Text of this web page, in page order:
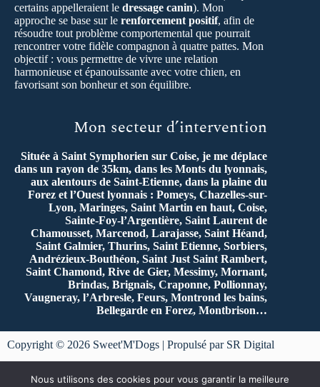
certains appelleraient le dressage canin). Mon
approche se base sur le renforcement positif, afin de
résoudre tout problème comportemental que pourrait
rencontrer votre fidèle compagnon à quatre pattes. Mon
objectif : vous permettre de vivre une relation
harmonieuse et épanouissante avec votre chien, en
favorisant son bonheur et son équilibre.
Mon secteur d’intervention
Située à Saint Symphorien sur Coise, je me déplace
dans un rayon de 35km, dans les Monts du lyonnais,
aux alentours de Saint-Etienne, dans la plaine du
Forez et l’Ouest lyonnais : Pomeys, Chazelles-sur-
Lyon, Maringes, Saint Martin en haut, Coise,
Sainte-Foy-l’Argentière, Saint Laurent de
Chamousset, Marcenod, Larajasse, Saint Héand,
Saint Galmier, Thurins, Saint Etienne, Sorbiers,
Andrézieux-Bouthéon, Saint Just Saint Rambert,
Saint Chamond, Rive de Gier, Messimy, Mornant,
Brindas, Brignais, Craponne, Pollionnay,
Vaugneray, l’Arbresle, Feurs, Montrond les bains,
Bellegarde en Forez, Montbrison…
Copyright © 2026 Sweet'M'Dogs | Propulsé par SR Digital
Nous utilisons des cookies pour vous garantir la meilleure